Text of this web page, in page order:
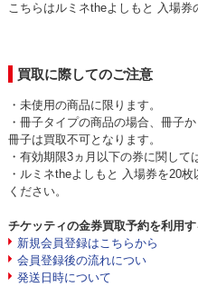
こちらはルミネtheよしもと 入場券
買取に際してのご注意
・未使用の商品に限ります。
・冊子タイプの商品の場合、冊子
冊子は買取不可となります。
・有効期限3ヵ月以下の券に関して
・ルミネtheよしもと 入場券を20
ください。
チケッティの金券買取予約を利用
新規会員登録はこちらから
会員登録後の流れについ
発送日時について